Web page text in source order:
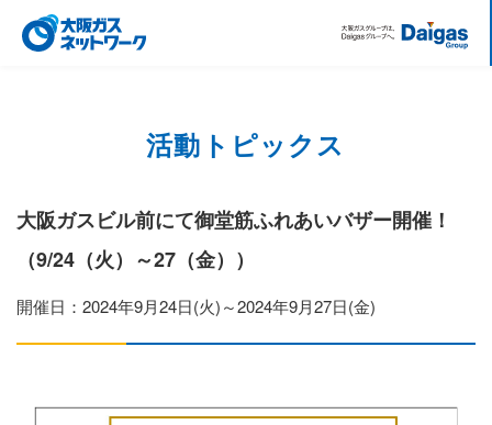
活動トピックス
大阪ガスビル前にて御堂筋ふれあいバザー開催！
（9/24（火）～27（金））
開催日：2024年9月24日(火)～2024年9月27日(金)